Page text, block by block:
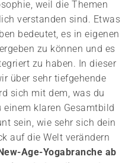
weil die Themen
verstanden sind. Etwas
bedeutet, es in eigenen
zu können und es
zu haben. In dieser
über sehr tiefgehende
sich mit dem, was du
klaren Gesamtbild
sein, wie sehr sich dein
auf die Welt verändern
Age-Yogabranche ab